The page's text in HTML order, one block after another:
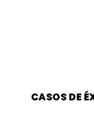
CASOS DE